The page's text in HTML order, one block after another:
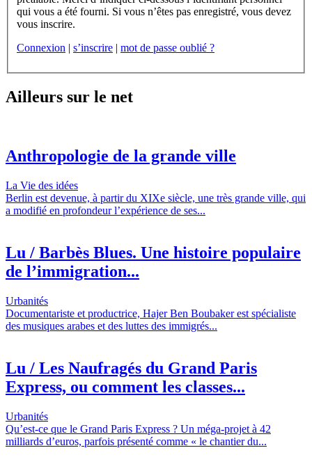
qui vous a été fourni. Si vous n’êtes pas enregistré, vous devez
vous inscrire.
Connexion | s’inscrire | mot de passe oublié ?
Ailleurs sur le net
Anthropologie de la grande ville
La Vie des idées
Berlin est devenue, à partir du XIXe siècle, une très grande ville, qui
a modifié en profondeur l’expérience de ses...
Lu / Barbès Blues. Une histoire populaire
de l’immigration...
Urbanités
Documentariste et productrice, Hajer Ben Boubaker est spécialiste
des musiques arabes et des luttes des immigrés...
Lu / Les Naufragés du Grand Paris
Express, ou comment les classes...
Urbanités
Qu’est-ce que le Grand Paris Express ? Un méga-projet à 42
milliards d’euros, parfois présenté comme « le chantier du...